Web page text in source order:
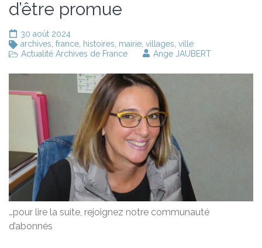
d’être promue
30 août 2024
archives france histoires mairie villages ville
Actualité Archives de France
Ange JAUBERT
…pour lire la suite, rejoignez notre communauté
d’abonnés